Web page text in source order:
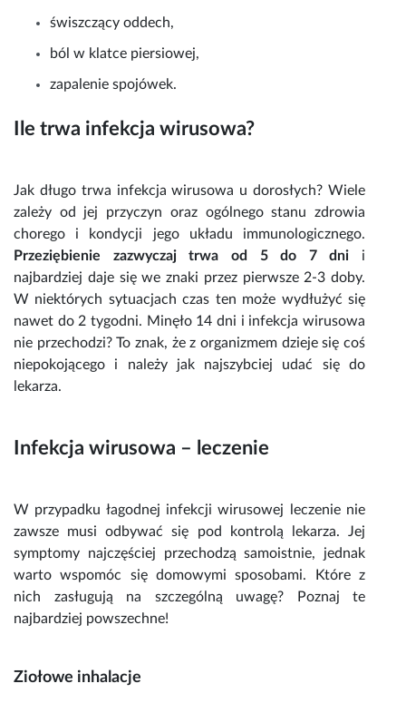
świszczący oddech,
ból w klatce piersiowej,
zapalenie spojówek.
Ile trwa infekcja wirusowa?
Jak długo trwa infekcja wirusowa u dorosłych? Wiele
zależy od jej przyczyn oraz ogólnego stanu zdrowia
chorego i kondycji jego układu immunologicznego.
Przeziębienie zazwyczaj trwa od 5 do 7 dni i
najbardziej daje się we znaki przez pierwsze 2-3 doby.
W niektórych sytuacjach czas ten może wydłużyć się
nawet do 2 tygodni. Minęło 14 dni i infekcja wirusowa
nie przechodzi? To znak, że z organizmem dzieje się coś
niepokojącego i należy jak najszybciej udać się do
lekarza.
Infekcja wirusowa – leczenie
W przypadku łagodnej infekcji wirusowej leczenienie
zawsze musi odbywać się pod kontrolą lekarza. Jej
symptomy najczęściej przechodzą samoistnie, jednak
warto wspomóc się domowymi sposobami. Które z
nich zasługują na szczególną uwagę? Poznaj te
najbardziej powszechne!
Ziołowe inhalacje